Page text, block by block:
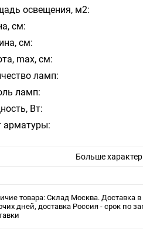
освещения, м2:
см:
см:
max, см:
ламп:
ламп:
Вт:
арматуры:
Большой
Больше
товара: Склад Москва. Доставка
дней, доставка Россия - срок по